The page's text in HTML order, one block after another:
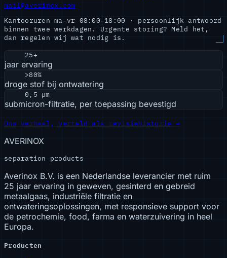
mail@averinox.com
Kantooruren ma–vr 08:00–18:00 · persoonlijk antwoord
binnen twee werkdagen. Urgente storing? Meld het,
dan regelen wij wat nodig is.
25+
jaar ervaring
>80%
droge stof bij ontwatering
0,5 µm
submicron-filtratie, per toepassing bevestigd
Ons verhaal, verteld als revisiehistorie →
AVERINOX
separation products
Averinox B.V. is een Nederlandse leverancier met ruim
25 jaar ervaring in geweven, gesinterd en gebreid
metaalgaas, industriële filtratie en
ontwateringsoplossingen, met responsieve support voor
de petrochemie, food, farma en waterzuivering in heel
Europa.
Producten